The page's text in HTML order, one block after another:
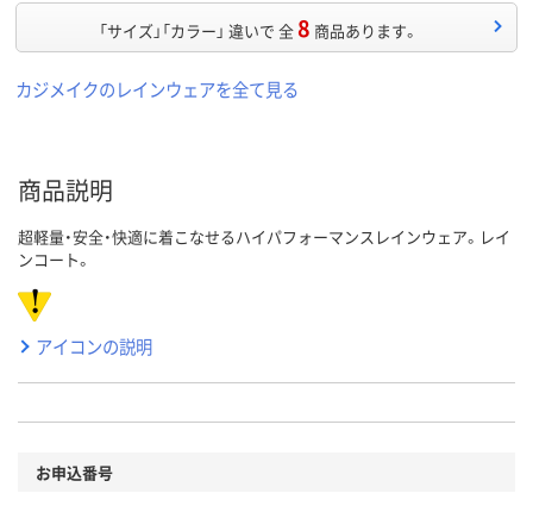
「サイズ」「カラー」 違いで 全8 商品あります。
カジメイクのレインウェアを全て見る
商品説明
超軽量・安全・快適に着こなせるハイパフォーマンスレインウェア。レイ
ンコート。
アイコンの説明
お申込番号